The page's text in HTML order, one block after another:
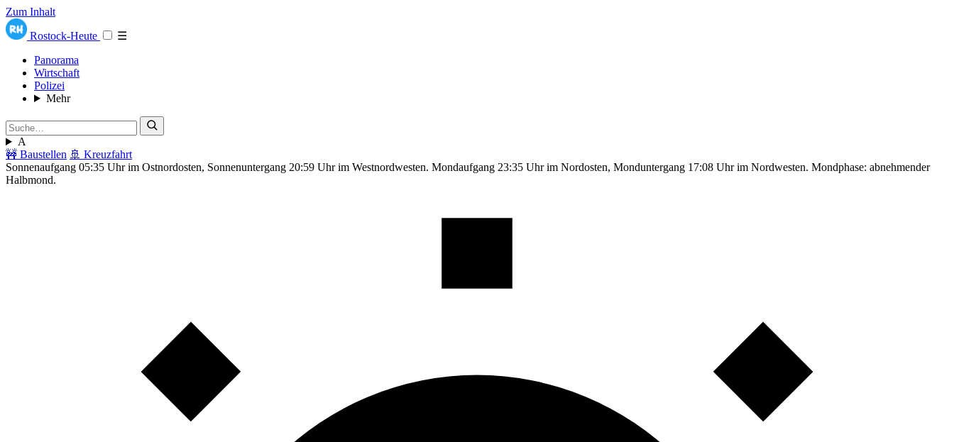
Zum Inhalt
Rostock-Heute
☰
Panorama
Wirtschaft
Polizei
Mehr
A
🚧 Baustellen 🚢 Kreuzfahrt
Sonnenaufgang 05:35 Uhr im Ostnordosten, Sonnenuntergang 20:59 Uhr im Westnordwesten. Mondaufgang 23:35 Uhr im Nordosten, Monduntergang 17:08 Uhr im Nordwesten. Mondphase: abnehmender
Halbmond.